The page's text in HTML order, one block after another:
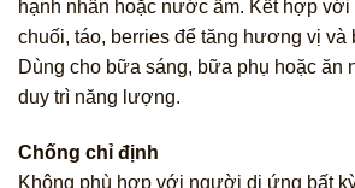
hạnh nhân hoặc nước ấm. Kết hợp
chuối, táo, berries để tăng hương vị và
Dùng cho bữa sáng, bữa phụ hoặc ăn
duy trì năng lượng.
Chống chỉ định
Không phù hợp với người dị ứng bất